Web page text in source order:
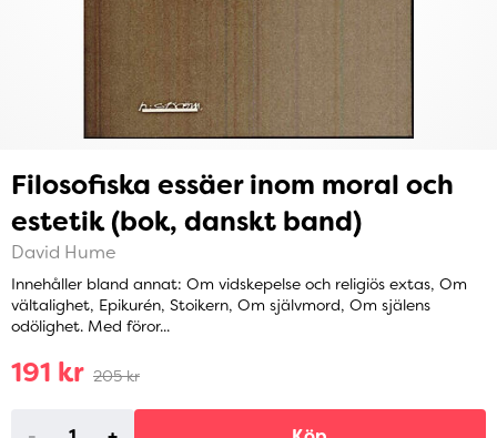
Filosofiska essäer inom moral och
estetik (bok, danskt band)
David Hume
Innehåller bland annat: Om vidskepelse och religiös extas, Om
vältalighet, Epikurén, Stoikern, Om självmord, Om själens
odölighet. Med föror...
191 kr 205 kr